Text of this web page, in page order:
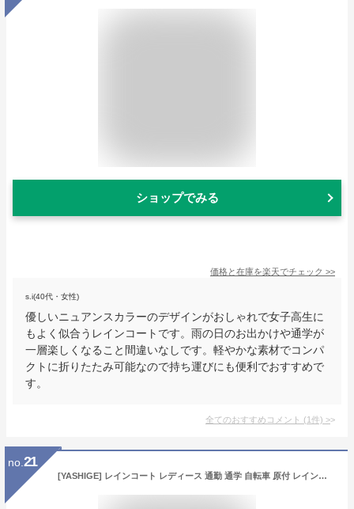
ショップでみる
価格と在庫を楽天でチェック >>
s.i(40代・女性)
優しいニュアンスカラーのデザインがおしゃれで女子高生に
もよく似合うレインコートです。雨の日のお出かけや通学が
一層楽しくなること間違いなしです。軽やかな素材でコンパ
クトに折りたたみ可能なので持ち運びにも便利でおすすめで
す。
全てのおすすめコメント (1件) >
no. 21
[YASHIGE] レインコート レディース 通勤 通学 自転車 原付 レインウェア グリーン